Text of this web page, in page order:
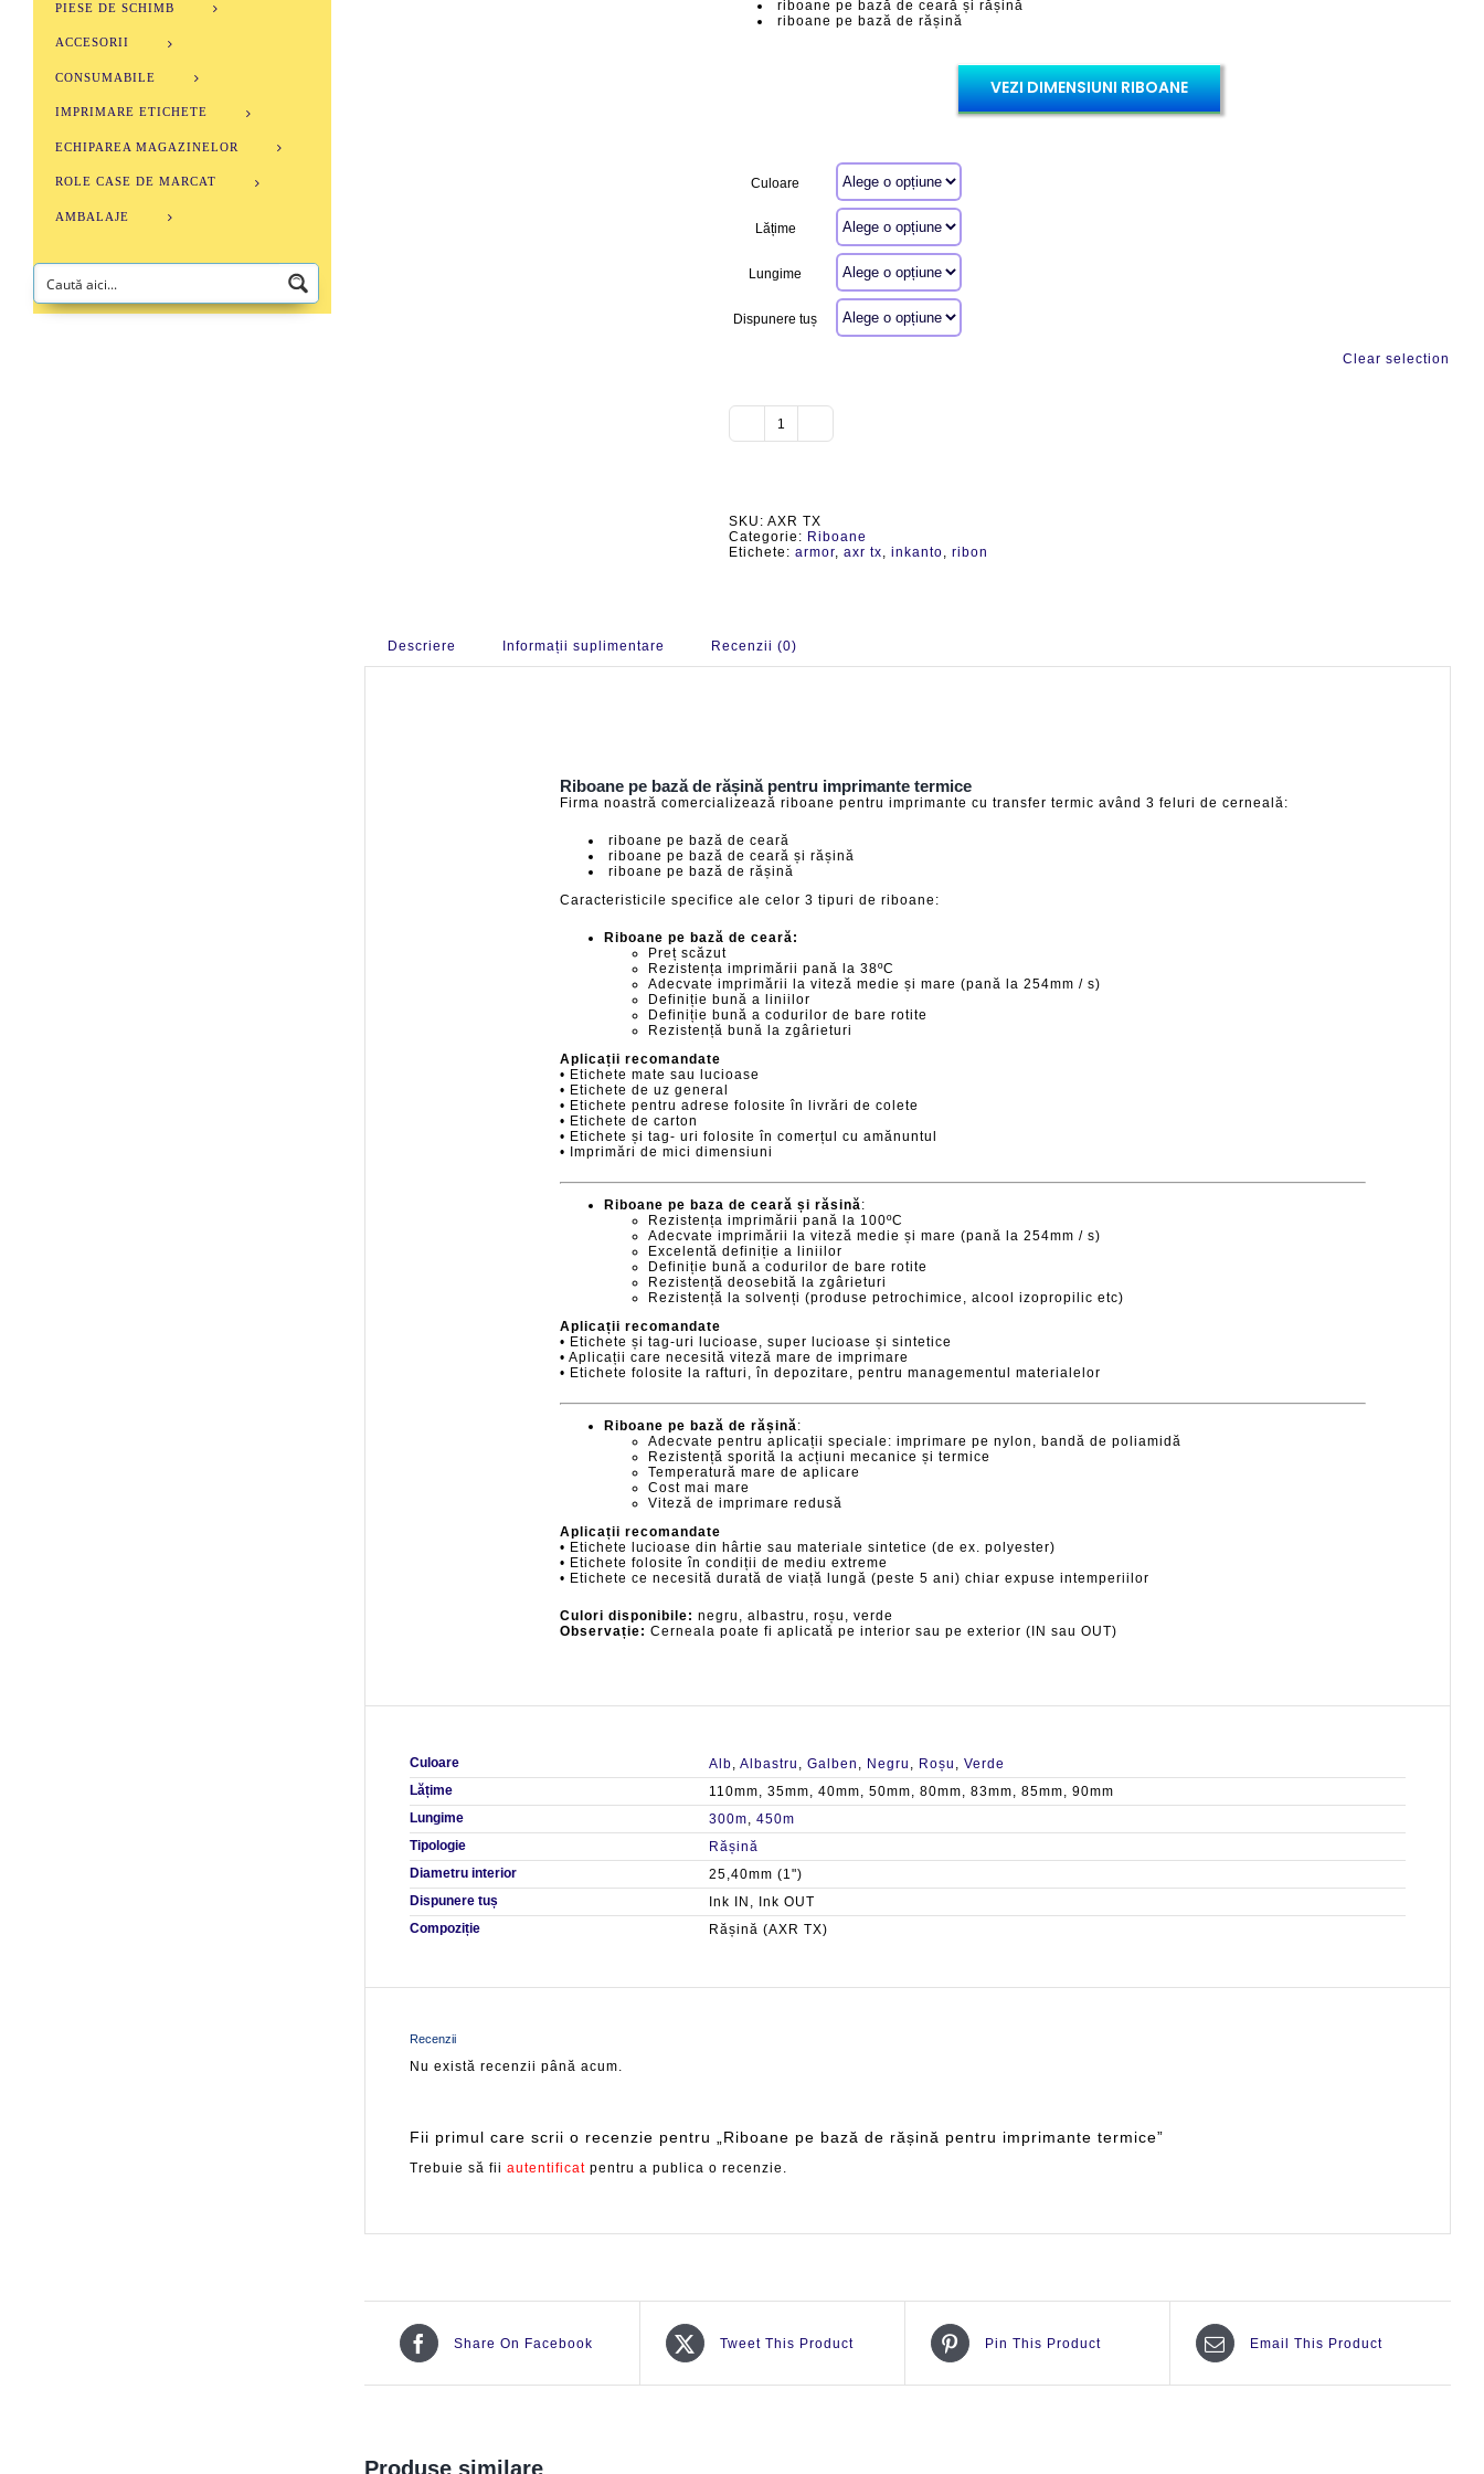
riboane pe bază de ceară și rășină
riboane pe bază de rășină
VEZI DIMENSIUNI RIBOANE
Culoare
Lățime
Lungime
Dispunere tuș
Clear selection
Cantitate
Riboane
pentru
imprimante
termice
SKU: AXR TX
Categorie: Riboane
Etichete: armor, axr tx, inkanto, ribon
Descriere Informații suplimentare Recenzii (0)
Riboane pe bază de rășină pentru imprimante termice
Firma noastră comercializează riboane pentru imprimante cu transfer termic având 3 feluri de cerneală:
riboane pe bază de ceară
riboane pe bază de ceară și rășină
riboane pe bază de rășină
Caracteristicile specifice ale celor 3 tipuri de riboane:
Riboane pe bază de ceară:
Preț scăzut
Rezistența imprimării pană la 38ºC
Adecvate imprimării la viteză medie și mare (pană la 254mm / s)
Definiție bună a liniilor
Definiție bună a codurilor de bare rotite
Rezistență bună la zgârieturi
Aplicații recomandate
• Etichete mate sau lucioase
• Etichete de uz general
• Etichete pentru adrese folosite în livrări de colete
• Etichete de carton
• Etichete și tag- uri folosite în comerțul cu amănuntul
• Imprimări de mici dimensiuni
Riboane pe baza de ceară și răsină:
Rezistența imprimării pană la 100ºC
Adecvate imprimării la viteză medie și mare (pană la 254mm / s)
Excelentă definiție a liniilor
Definiție bună a codurilor de bare rotite
Rezistență deosebită la zgârieturi
Rezistență la solvenți (produse petrochimice, alcool izopropilic etc)
Aplicații recomandate
• Etichete și tag-uri lucioase, super lucioase și sintetice
• Aplicații care necesită viteză mare de imprimare
• Etichete folosite la rafturi, în depozitare, pentru managementul materialelor
Riboane pe bază de rășină:
Adecvate pentru aplicații speciale: imprimare pe nylon, bandă de poliamidă
Rezistență sporită la acțiuni mecanice și termice
Temperatură mare de aplicare
Cost mai mare
Viteză de imprimare redusă
Aplicații recomandate
• Etichete lucioase din hârtie sau materiale sintetice (de ex. polyester)
• Etichete folosite în condiții de mediu extreme
• Etichete ce necesită durată de viață lungă (peste 5 ani) chiar expuse intemperiilor
Culori disponibile: negru, albastru, roșu, verde
Observație: Cerneala poate fi aplicată pe interior sau pe exterior (IN sau OUT)
Culoare Alb, Albastru , Galben , Negru , Roșu , Verde
Lățime
110mm, 35mm, 40mm, 50mm, 80mm, 83mm, 85mm, 90mm
Lungime
300m, 450m
Tipologie
Rășină
Diametru interior
25,40mm (1")
Dispunere tuș
Ink IN, Ink OUT
Compoziție
Rășină (AXR TX)
Recenzii
Nu există recenzii până acum.
Fii primul care scrii o recenzie pentru „Riboane pe bază de rășină pentru imprimante termice”
Trebuie să fii autentificatpentru a publica o recenzie.
Share On Facebook Tweet This Product Pin This Product Email This Product
Produse similare
PIESE DE SCHIMB
ACCESORII
CONSUMABILE
IMPRIMARE ETICHETE
ECHIPAREA MAGAZINELOR
ROLE CASE DE MARCAT
AMBALAJE